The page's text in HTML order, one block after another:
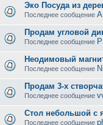
Эко Посуда из
Последнее сообщение
Продам угловой
Последнее сообщение
Неодимовый
Последнее сообщение
Продам 3-х
Последнее сообщение
Стол небольшой с
Последнее сообщение